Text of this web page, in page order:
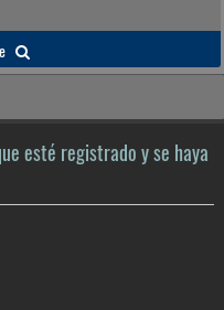
u
r
esté registrado y se haya